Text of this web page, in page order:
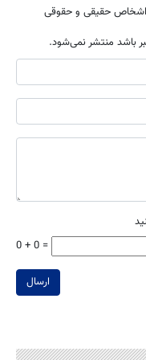
اشخاص حقیقی و حقوقی
باشد منتشر نمی‌شود.
0 + 0 =
ارسال